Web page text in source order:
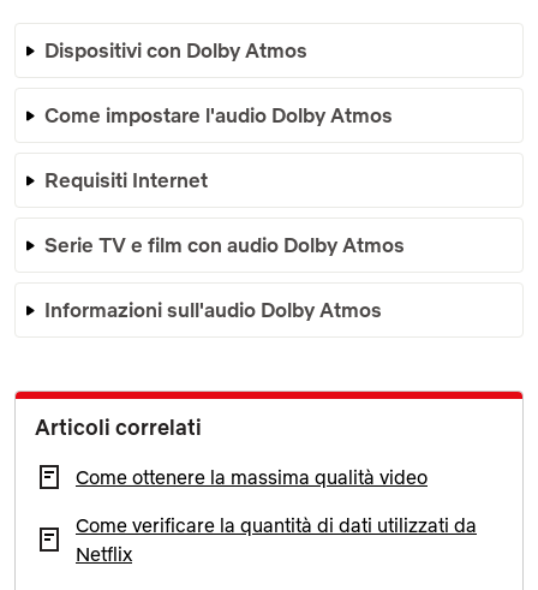
Dispositivi con Dolby Atmos
Come impostare l'audio Dolby Atmos
Requisiti Internet
Serie TV e film con audio Dolby Atmos
Informazioni sull'audio Dolby Atmos
Articoli correlati
Come ottenere la massima qualità video
Come verificare la quantità di dati utilizzati da
Netflix